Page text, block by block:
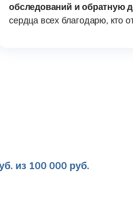
обследований и обратную
сердца всех благодарю, кто
из 100 000 руб.